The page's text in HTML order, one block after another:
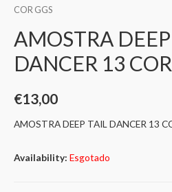
COR GGS
AMOSTRA
DANCER 13
€13,00
AMOSTRA DEEP TAIL DANCER 13
Availability: Esgotado